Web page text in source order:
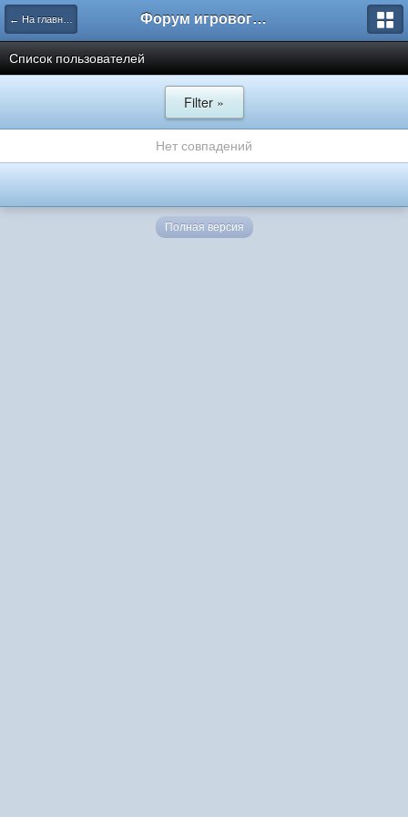
← На главную Форум игрового проекта Riverrise
Список пользователей
Filter »
Нет совпадений
Полная версия